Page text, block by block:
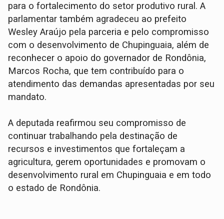
para o fortalecimento do setor produtivo rural. A
parlamentar também agradeceu ao prefeito
Wesley Araújo pela parceria e pelo compromisso
com o desenvolvimento de Chupinguaia, além de
reconhecer o apoio do governador de Rondônia,
Marcos Rocha, que tem contribuído para o
atendimento das demandas apresentadas por seu
mandato.
A deputada reafirmou seu compromisso de
continuar trabalhando pela destinação de
recursos e investimentos que fortaleçam a
agricultura, gerem oportunidades e promovam o
desenvolvimento rural em Chupinguaia e em todo
o estado de Rondônia.